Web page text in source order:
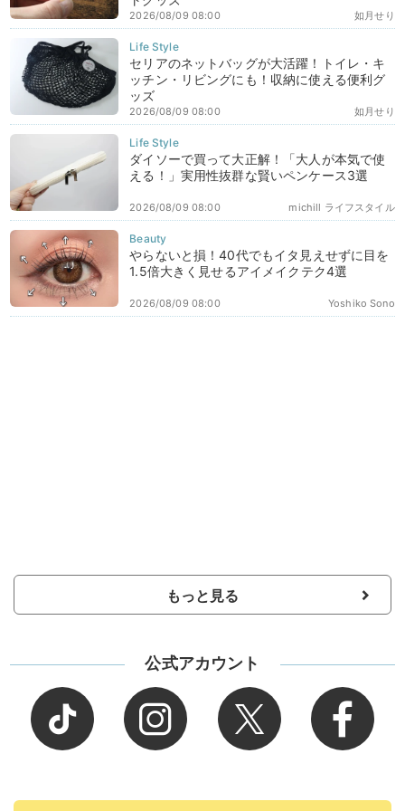
如月せり
2026/08/09 08:00
セリアのネットバッグが大活躍！トイレ・キ
ッチン・リビングにも！収納に使える便利グ
ッズ
如月せり
2026/08/09 08:00
ダイソーで買って大正解！「大人が本気で使
える！」実用性抜群な賢いペンケース3選
michill ライフスタイル
2026/08/09 08:00
やらないと損！40代でもイタ見えせずに目を
1.5倍大きく見せるアイメイクテク4選
Yoshiko Sono
2026/08/09 08:00
もっと見る
公式アカウント